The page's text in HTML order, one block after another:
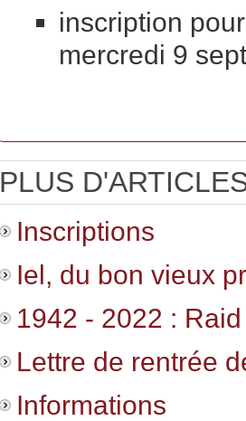
inscription
mercredi 9
PLUS
Inscriptions
Iel, du bon vieux
1942 - 2022 :
Lettre de rentrée
Informations